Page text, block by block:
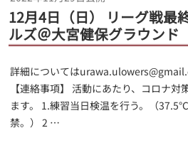
12月4日（日） リーグ戦最
ルズ＠大宮健保グラウンド
詳細については
【連絡事項】 活動にあたり、コロナ
ます。 1.練習当日検温を行う。（
禁。） 2 …